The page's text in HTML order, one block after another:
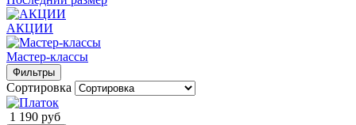
АКЦИИ
Мастер-классы
Фильтры
Сортировка
1 190 руб